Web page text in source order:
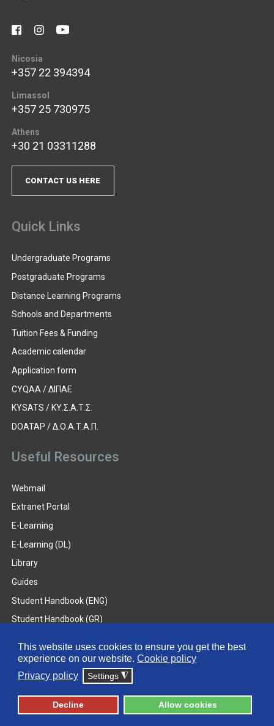
This website uses cookies to ensure you get the best
experience on our website. Cookie policy
Privacy policy
Settings ◮
Decline Allow cookies
Nicosia
+357 22 394394
Limassol
+357 25 730975
Athens
+30 21 03311288
CONTACT US HERE
Quick Links
Undergraduate Programs
Postgraduate Programs
Distance Learning Programs
Schools and Departments
Tuition Fees & Funding
Academic calendar
Application form
CYQAA / ΔΙΠΑΕ
KYSATS / ΚΥ.Σ.Α.Τ.Σ.
DOATAP / Δ.Ο.Α.Τ.Α.Π.
Useful Resources
Webmail
Extranet Portal
E-Learning
E-Learning (DL)
Library
Guides
Student Handbook (ENG)
Student Handbook (GR)
© 2026 Frederick University